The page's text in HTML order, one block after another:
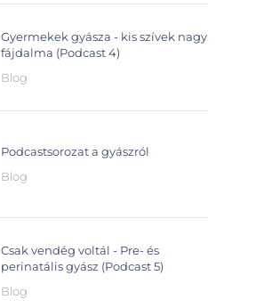
Gyermekek gyásza - kis szívek nagy
fájdalma (Podcast 4)
Blog
Podcastsorozat a gyászról
Blog
Csak vendég voltál - Pre- és
perinatális gyász (Podcast 5)
Blog